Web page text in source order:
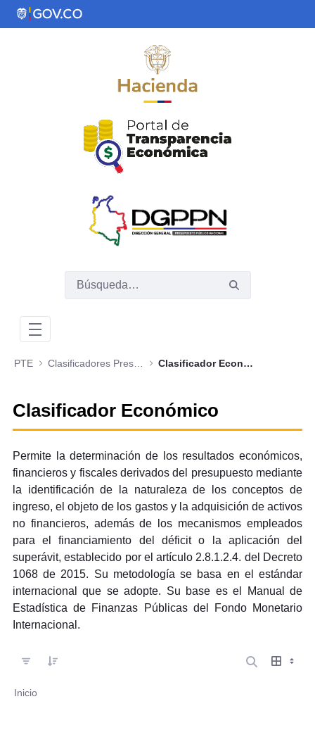
Saltar al contenido principal
PTE Clasificadores Presupuestales Clasificador Económico
Clasificador Económico
Permite la determinación de los resultados económicos,
financieros y fiscales derivados del presupuesto mediante
la identificación de la naturaleza de los conceptos de
ingreso, el objeto de los gastos y la adquisición de activos
no financieros, además de los mecanismos empleados
para el financiamiento del déficit o la aplicación del
superávit, establecido por el artículo 2.8.1.2.4. del Decreto
1068 de 2015. Su metodología se basa en el estándar
internacional que se adopte. Su base es el Manual de
Estadística de Finanzas Públicas del Fondo Monetario
Internacional.
Inicio